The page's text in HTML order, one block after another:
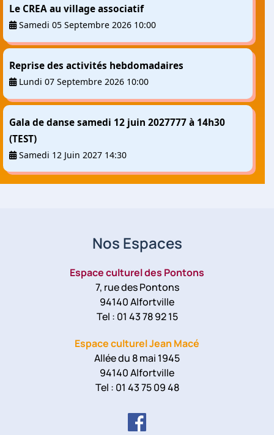
Le CREA au village associatif
Samedi 05 Septembre 2026 10:00
Reprise des activités hebdomadaires
Lundi 07 Septembre 2026 10:00
Gala de danse samedi 12 juin 2027777 à 14h30
(TEST)
Samedi 12 Juin 2027 14:30
Nos Espaces
Espace culturel des Pontons
7, rue des Pontons
94140 Alfortville
Tel : 01 43 78 92 15
Espace culturel Jean Macé
Allée du 8 mai 1945
94140 Alfortville
Tel : 01 43 75 09 48